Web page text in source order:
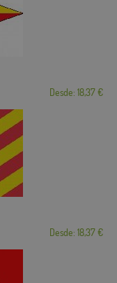
Desde: 18,37 €
Desde: 18,37 €